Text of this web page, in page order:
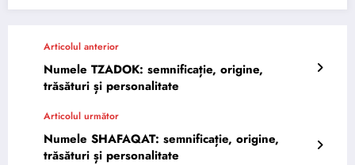
Articolul anterior
Numele TZADOK: semnificație, origine,
trăsături și personalitate
Articolul următor
Numele SHAFAQAT: semnificație, origine,
trăsături și personalitate